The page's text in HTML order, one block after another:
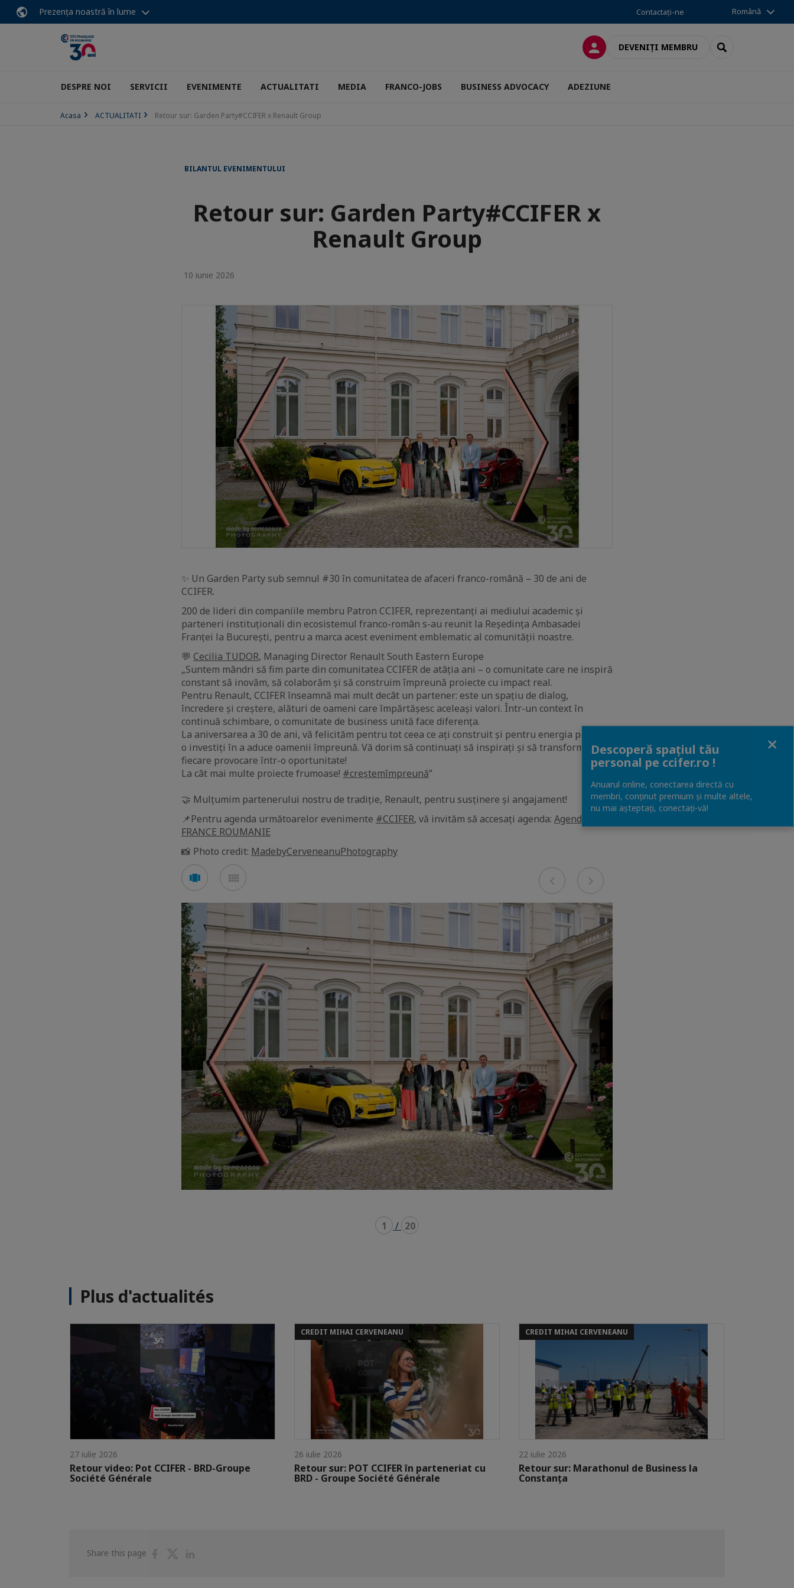
Prezența noastră în lume Contactați-ne Română
CONECTAREDEVENIȚI MEMBRU SEARCH
DESPRE NOI SERVICII EVENIMENTE ACTUALITATI MEDIA FRANCO-JOBS BUSINESS ADVOCACY ADEZIUNE
Acasa ACTUALITATI Retour sur: Garden Party#CCIFER x Renault Group
BILANTUL EVENIMENTULUI
Retour sur: Garden Party#CCIFER x
Renault Group
10 iunie 2026
✨ Un Garden Party sub semnul #30 în comunitatea de afaceri franco-română – 30 de ani de
CCIFER.
200 de lideri din companiile membru Patron CCIFER, reprezentanți ai mediului academic și
parteneri instituționali din ecosistemul franco-român s-au reunit la Reședința Ambasadei
Franței la București, pentru a marca acest eveniment emblematic al comunității noastre.
💬 Cecilia TUDOR, Managing Director Renault South Eastern Europe
„Suntem mândri să fim parte din comunitatea CCIFER de atâția ani – o comunitate care ne inspiră
constant să inovăm, să colaborăm și să construim împreună proiecte cu impact real.
Pentru Renault, CCIFER înseamnă mai mult decât un partener: este un spațiu de dialog,
încredere și creștere, alături de oameni care împărtășesc aceleași valori. Într-un context în
continuă schimbare, o comunitate de business unită face diferența.
La aniversarea a 30 de ani, vă felicităm pentru tot ceea ce ați construit și pentru energia pe care
o investiți în a aduce oamenii împreună. Vă dorim să continuați să inspirați și să transformați
fiecare provocare într-o oportunitate!
La cât mai multe proiecte frumoase! #creștemîmpreună”
🤝 Mulțumim partenerului nostru de tradiție, Renault, pentru susținere și angajament!
📌Pentru agenda următoarelor evenimente #CCIFER, vă invităm să accesați agenda: Agenda | CCI
FRANCE ROUMANIE
📸 Photo credit: MadebyCerveneanuPhotography
See
carouselmosaic
Previous
1 / 20
Plus d'actualités
27 iulie 2026
Retour video: Pot CCIFER - BRD-Groupe
Société Générale
CREDIT MIHAI CERVENEANU
26 iulie 2026
Retour sur: POT CCIFER în parteneriat cu
BRD - Groupe Société Générale
CREDIT MIHAI CERVENEANU
22 iulie 2026
Retour sur: Marathonul de Business la
Constanța
Share this page
ShareShare
Descoperă spațiul tău
personal pe ccifer.ro !
Anuarul online, conectarea directă cu
membri, conținut premium și multe altele,
nu mai așteptați, conectaţi-vă!